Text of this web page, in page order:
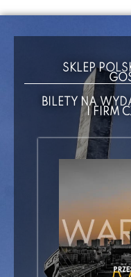
SKLEP
BILETY NA
I FIRM